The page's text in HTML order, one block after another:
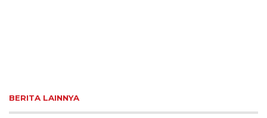
BERITA LAINNYA